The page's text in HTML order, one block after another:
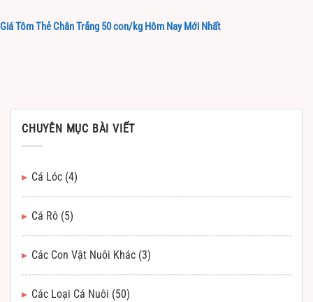
Giá Tôm Thẻ Chân Trắng 50 con/kg Hôm Nay Mới Nhất
CHUYÊN MỤC BÀI VIẾT
Cá Lóc (4)
Cá Rô (5)
Các Con Vật Nuôi Khác (3)
Các Loại Cá Nuôi (50)